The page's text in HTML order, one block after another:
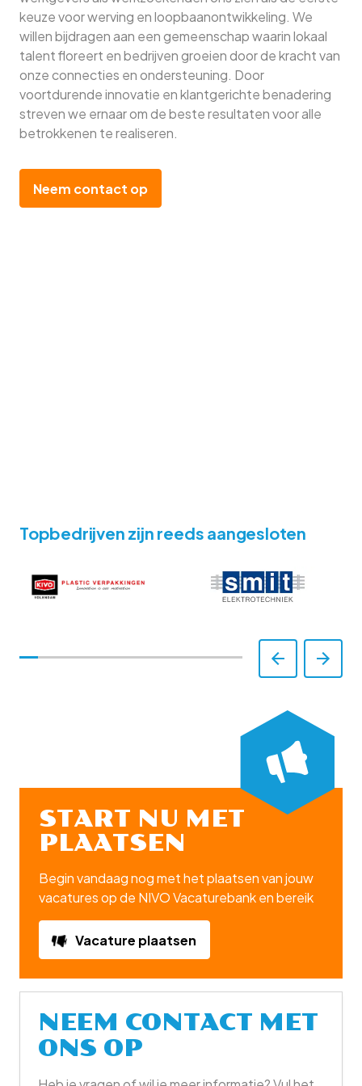
keuze voor werving en loopbaanontwikkeling. We
willen bijdragen aan een gemeenschap waarin lokaal
talent floreert en bedrijven groeien door de kracht van
onze connecties en ondersteuning. Door
voortdurende innovatie en klantgerichte benadering
streven we ernaar om de beste resultaten voor alle
betrokkenen te realiseren.
Neem contact op
Topbedrijven zijn reeds aangesloten
NEEM CONTACT MET
ONS OP
START NU MET
PLAATSEN
Begin vandaag nog met het plaatsen van jouw
vacatures op de NIVO Vacaturebank en bereik
direct potentiële kandidaten in de regio.
Vacature plaatsen